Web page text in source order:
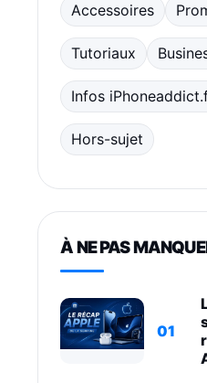
Accessoires
Tutoriaux
Infos
Hors-sujet
À NE PAS
01